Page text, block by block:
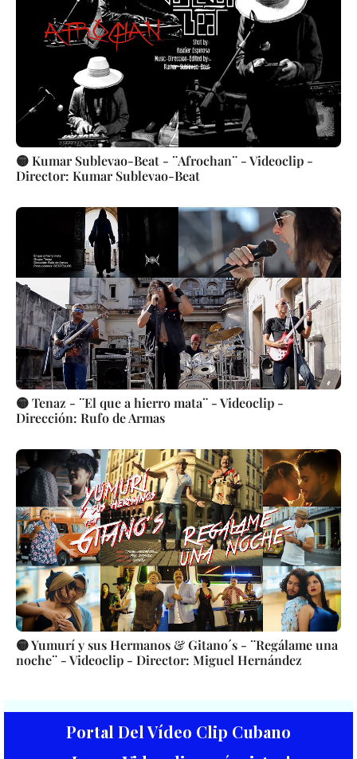
🟡 Kumar Sublevao-Beat - ¨Afrochan¨ - Videoclip -
Director: Kumar Sublevao-Beat
🟡 Tenaz - ¨El que a hierro mata¨ - Videoclip -
Dirección: Rufo de Armas
🟡 Yumurí y sus Hermanos & Gitano´s - ¨Regálame una
noche¨ - Videoclip - Director: Miguel Hernández
Portal Del Vídeo Clip Cubano